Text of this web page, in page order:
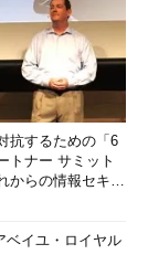
抗するための「6
ナー サミット
からの情報セキュ
ベイユ・ロイヤル